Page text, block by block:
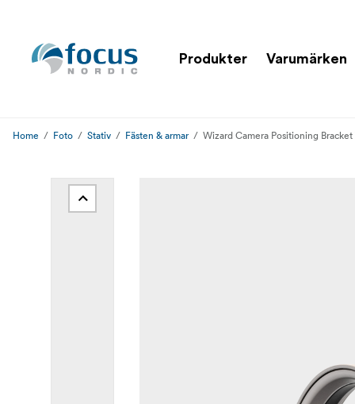
Produkter Varumärken
Home Foto Stativ Fästen & armar Wizard Camera Positioning